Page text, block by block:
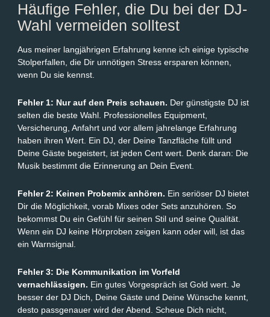
Häufige Fehler, die Du bei der DJ-
Wahl vermeiden solltest
Aus meiner langjährigen Erfahrung kenne ich einige typische
Stolperfallen, die Dir unnötigen Stress ersparen können,
wenn Du sie kennst.
Fehler 1: Nur auf den Preis schauen. Der günstigste DJ ist
selten die beste Wahl. Professionelles Equipment,
Versicherung, Anfahrt und vor allem jahrelange Erfahrung
haben ihren Wert. Ein DJ, der Deine Tanzfläche füllt und
Deine Gäste begeistert, ist jeden Cent wert. Denk daran: Die
Musik bestimmt die Erinnerung an Dein Event.
Fehler 2: Keinen Probemix anhören. Ein seriöser DJ bietet
Dir die Möglichkeit, vorab Mixes oder Sets anzuhören. So
bekommst Du ein Gefühl für seinen Stil und seine Qualität.
Wenn ein DJ keine Hörproben zeigen kann oder will, ist das
ein Warnsignal.
Fehler 3: Die Kommunikation im Vorfeld
vernachlässigen. Ein gutes Vorgespräch ist Gold wert. Je
besser der DJ Dich, Deine Gäste und Deine Wünsche kennt,
desto passgenauer wird der Abend. Scheue Dich nicht,